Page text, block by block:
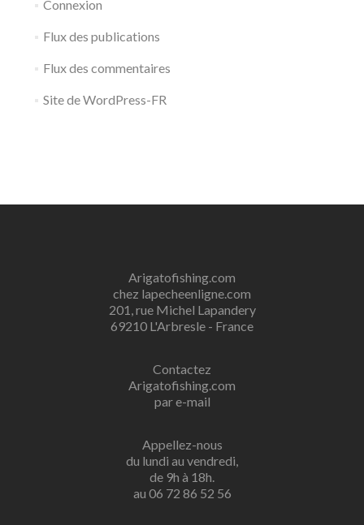
Connexion
Flux des publications
Flux des commentaires
Site de WordPress-FR
Arigatofishing.com
chez lapecheenligne.com
201, rue Michel Lapandery
69210 L'Arbresle - France
Contactez
Arigatofishing.com
par e-mail
Appellez-nous
du lundi au vendredi,
de 9h à 18h.
au 06 72 86 52 56